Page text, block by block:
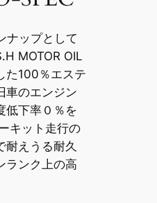
ナップとして
MOTOR OIL
た100％エステ
のエンジン
低下率０％を
キット走行の
耐えうる耐久
ランク上の高